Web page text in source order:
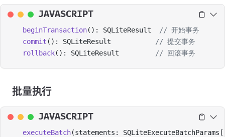
JAVASCRIPT
beginTransaction(): SQLiteResult
// 开始事务
commit (): SQLiteResult
// 提交事务
rollback(): SQLiteResult // 回滚事务
批量执行
JAVASCRIPT
executeBatch(statements: